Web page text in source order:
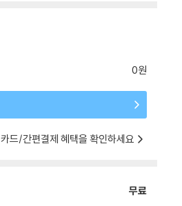
0원
카드/간편결제 혜택을 확인하세요
무료